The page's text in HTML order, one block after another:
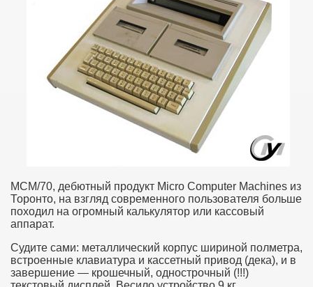
MCM/70, дебютный продукт Micro Computer Machines из
Торонто, на взгляд современного пользователя больше
походил на огромный калькулятор или кассовый
аппарат.
Судите сами: металлический корпус шириной полметра,
встроенные клавиатура и кассетный привод (дека), и в
завершение — крошечный, однострочный (!!!)